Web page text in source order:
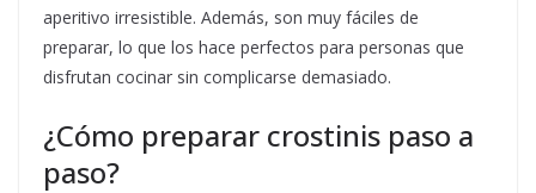
aperitivo irresistible. Además, son muy fáciles de
preparar, lo que los hace perfectos para personas que
disfrutan cocinar sin complicarse demasiado.
¿Cómo preparar crostinis paso a
paso?